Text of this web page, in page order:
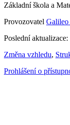
Základní škola a
Provozovatel Galileo
Poslední
Změna vzhledu,
Prohlášení o